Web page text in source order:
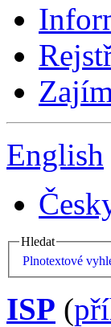
English
Hledat
Plnotextové
ISP (